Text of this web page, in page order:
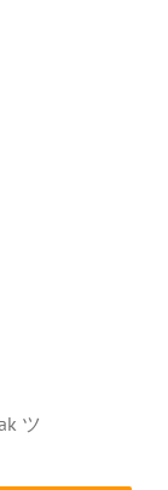
ツ